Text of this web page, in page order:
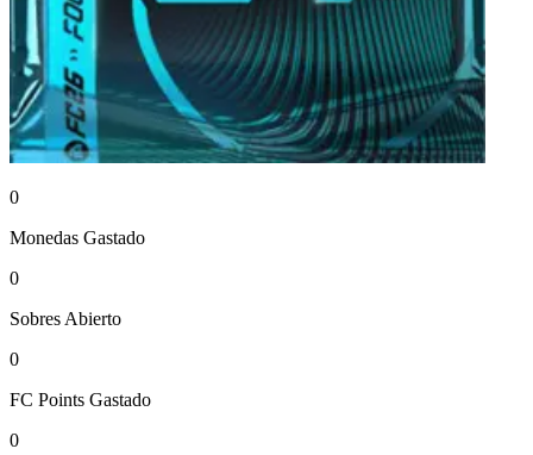
0
Monedas Gastado
0
Sobres Abierto
0
FC Points Gastado
0